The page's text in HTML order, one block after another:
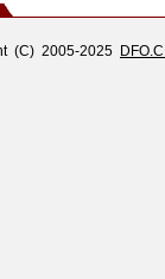
(C) 2005-2025